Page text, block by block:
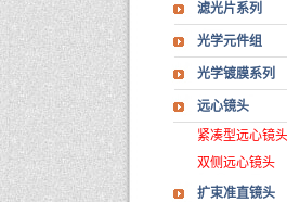
滤光片系列
光学元件组
光学镀膜系列
远心镜头
紧凑型远心镜头
双侧远心镜头
扩束准直镜头